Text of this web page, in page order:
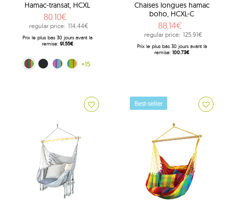
Hamac-transat, HCXL
80.10€
regular price: 114.44€
Prix ​​le plus bas 30 jours avant la
remise: 91.55€
sunrise (0333)
noir (10)
Multiple (160)
Kuna Yala (188)
+15
Chaises longues hamac
boho, HCXL-C
88.14€
regular price: 125.91€
Prix ​​le plus bas 30 jours avant la
remise: 100.73€
Best-seller